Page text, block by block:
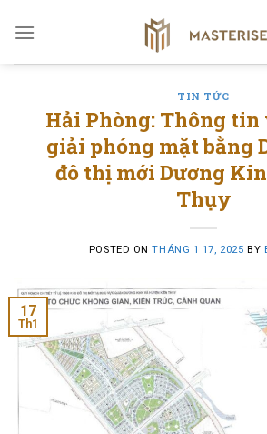
TIN TỨC
Hải Phòng: Thông tin
giải phóng mặt bằng
đô thị mới Dương
Thụy
POSTED ONTHÁNG 1 17, 2025 BY
17
Th1